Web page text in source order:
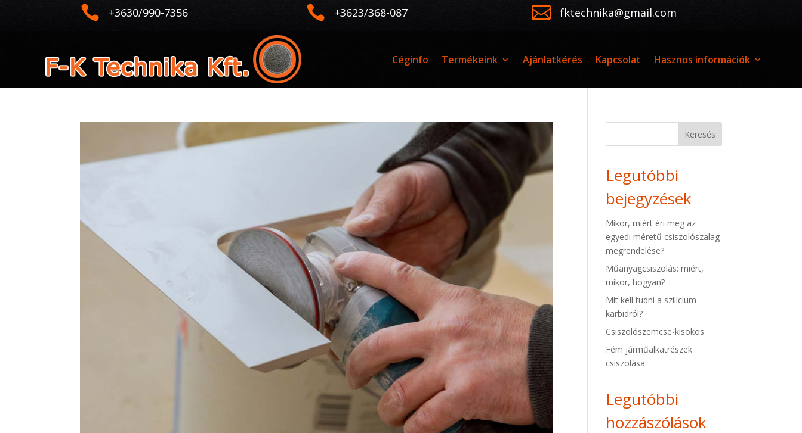
 +3630/990-7356  +3623/368-087  fktechnika@gmail.com
Céginfo Termékeink Ajánlatkérés Kapcsolat Hasznos információk
Keresés
Legutóbbi
bejegyzések
Mikor, miért éri meg az
egyedi méretű csiszolószalag
megrendelése?
Műanyagcsiszolás: miért,
mikor, hogyan?
Mit kell tudni a szilícium-
karbidról?
Csiszolószemcse-kisokos
Fém járműalkatrészek
csiszolása
Legutóbbi
hozzászólások